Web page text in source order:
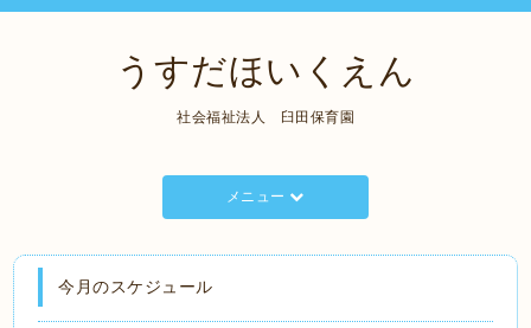
うすだほいくえん
社会福祉法人 臼田保育園
メニュー
今月のスケジュール